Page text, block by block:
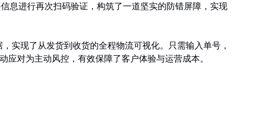
息进行再次扫码验证，构筑了一道坚实的防错屏障，实现
实现了从发货到收货的全程物流可视化。只需输入单号，
对为主动风控，有效保障了客户体验与运营成本。